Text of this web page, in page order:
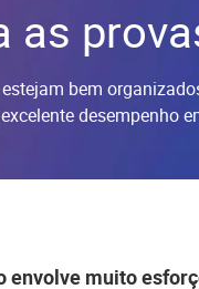
as
bem
desempenho
envolve muito